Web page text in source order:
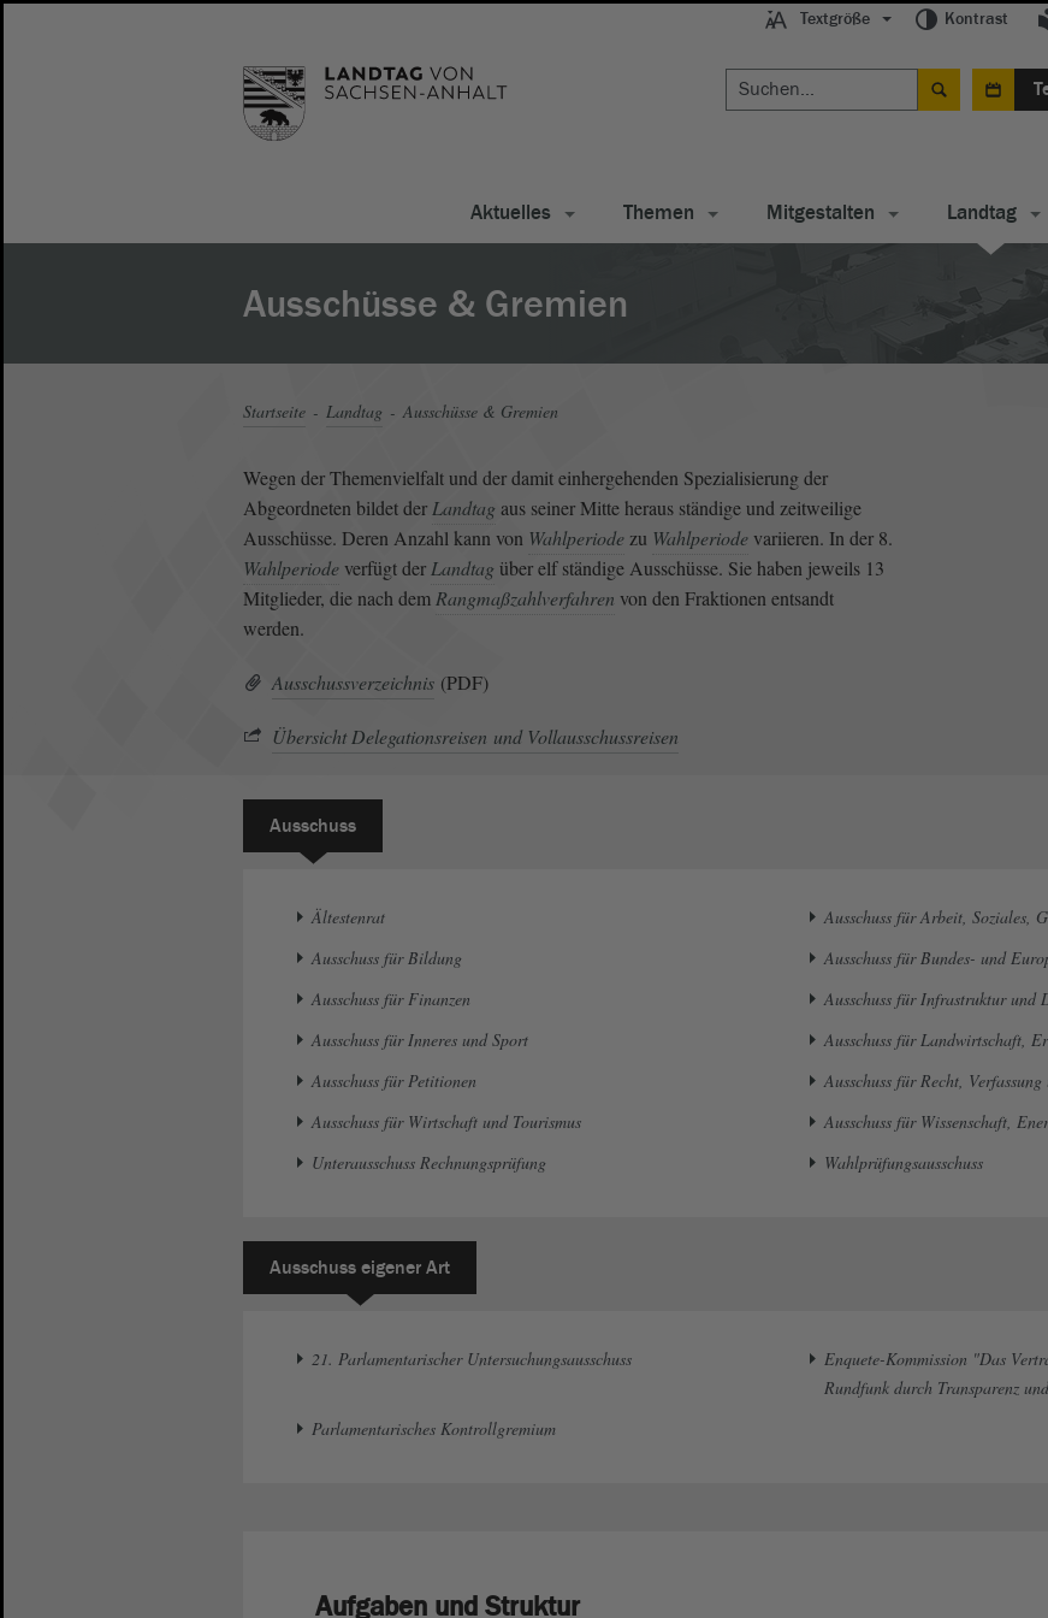
Textgröße Kontrast
Aktuelles Themen Mitgestalten Landtag
Ausschüsse & Gremien
Startseite Landtag Ausschüsse & Gremien
Wegen der Themenvielfalt und der damit einhergehenden Spezialisierung der
Abgeordneten bildet der Landtagaus seiner Mitte heraus ständige und zeitweilige
Ausschüsse. Deren Anzahl kann von Wahlperiode zu Wahlperiodevariieren. In der 8.
Wahlperiode verfügt der Landtag über elf ständige Ausschüsse. Sie haben jeweils 13
Mitglieder, die nach dem Rangmaßzahlverfahren von den Fraktionen entsandt
werden.
Ausschussverzeichnis (PDF)
Übersicht Delegationsreisen und Vollausschussreisen
Ausschuss
Ältestenrat
Ausschuss für Arbeit, Soziales,
Ausschuss für Bildung
Ausschuss für Bundes- und
Ausschuss für Finanzen
Ausschuss für Infrastruktur und
Ausschuss für Inneres und Sport
Ausschuss für Landwirtschaft,
Ausschuss für Petitionen
Ausschuss für Recht,
Ausschuss für Wirtschaft und Tourismus
Ausschuss für Wissenschaft,
Unterausschuss Rechnungsprüfung
Wahlprüfungsausschuss
Ausschuss eigener Art
21. Parlamentarischer Untersuchungsausschuss
Enquete-Kommission "Das
Rundfunk durch Transparenz
Parlamentarisches Kontrollgremium
Aufgaben und Struktur